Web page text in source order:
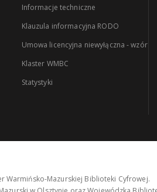
Informacje techniczne
Klauzula informacyjna RODO
Umowa licencyjna niewyłączna - wzór
Klaster WMBC
Statystyki
Warmińsko-Mazurskiej Biblioteki Cyfrowej.